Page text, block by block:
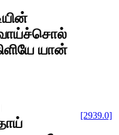
வாய்ச்சொல்
யான்
[2939.0]